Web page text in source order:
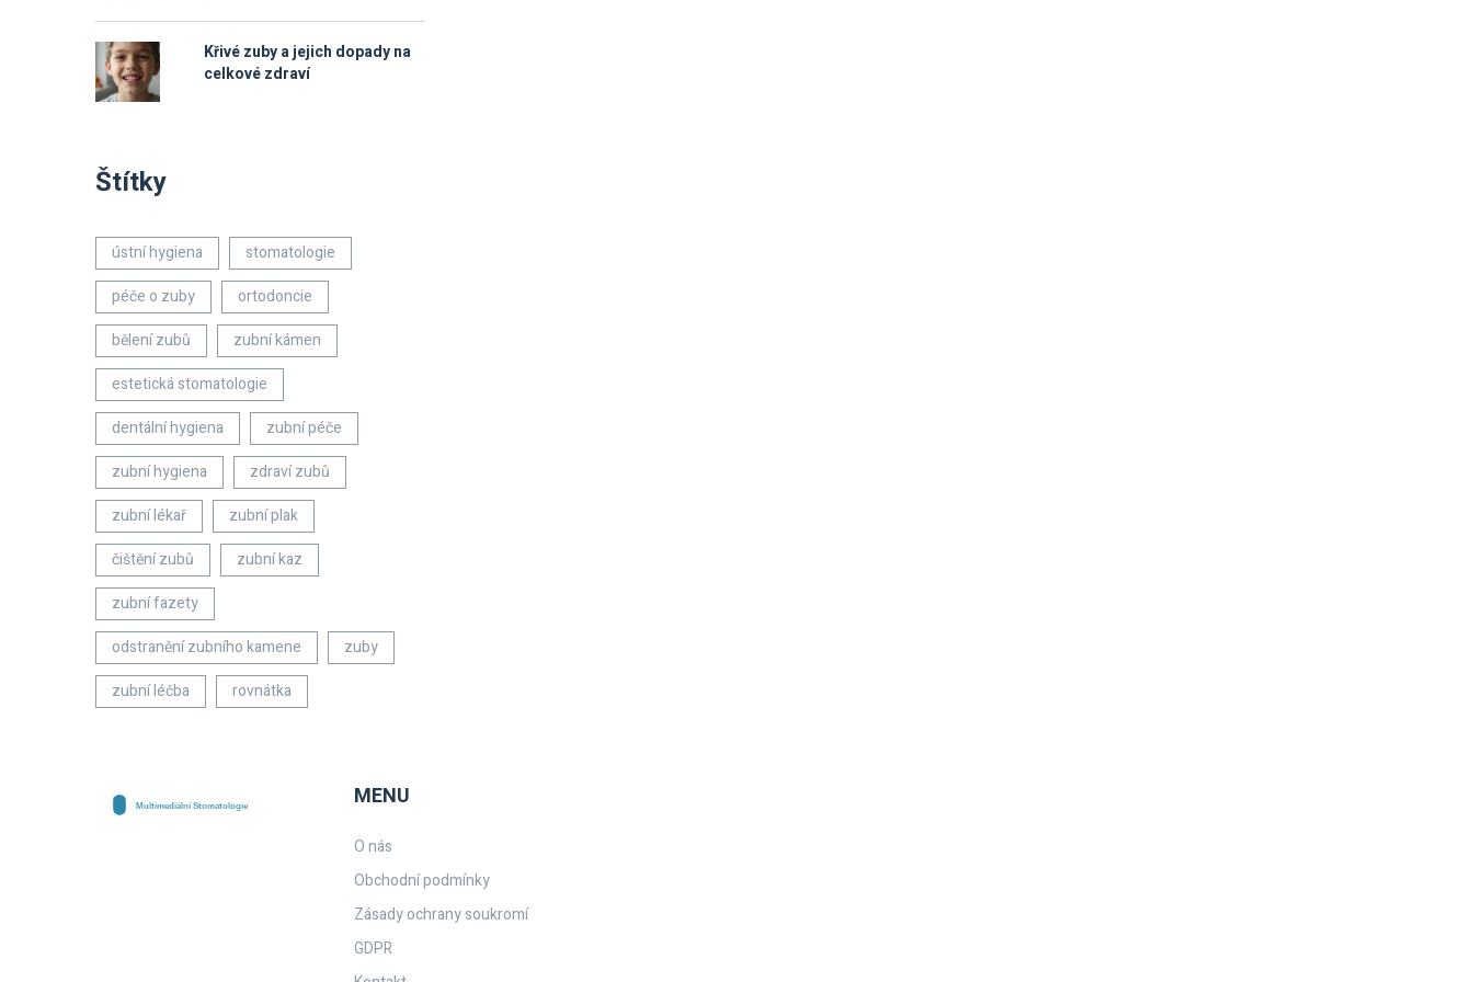
Křivé zuby a jejich dopady na
celkové zdraví
Štítky
ústní hygiena
stomatologie
péče o zuby
ortodoncie
bělení zubů
zubní kámen
estetická stomatologie
dentální hygiena
zubní péče
zubní hygiena
zdraví zubů
zubní lékař
zubní plak
čištění zubů
zubní kaz
zubní fazety
odstranění zubního kamene
zuby
zubní léčba
rovnátka
MENU
O nás
Obchodní podmínky
Zásady ochrany soukromí
GDPR